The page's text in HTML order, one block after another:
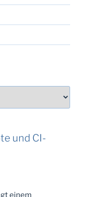
und CI-
einem